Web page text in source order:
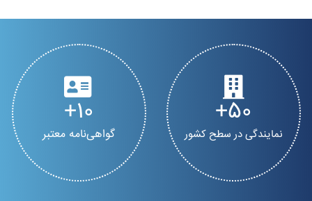
50
نمایندگی در سطح کشور
10
گواهی‌نامه معتبر